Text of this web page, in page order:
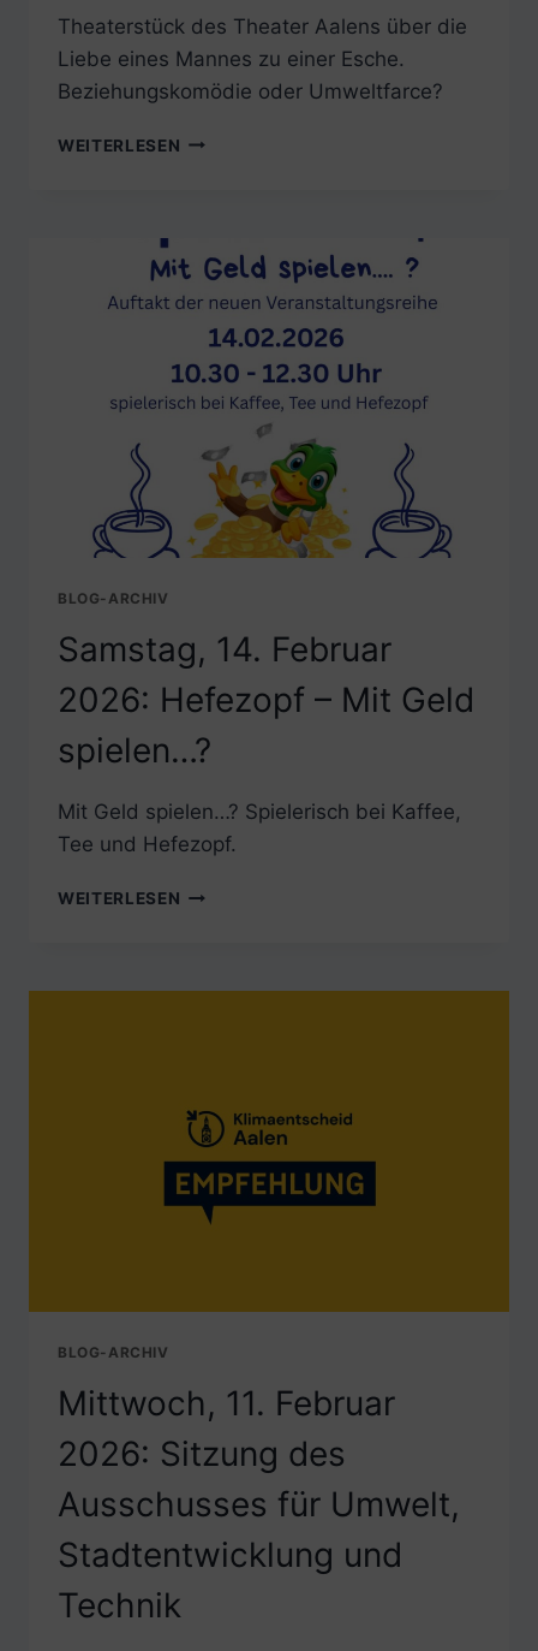
Theaterstück des Theater Aalens über die
Liebe eines Mannes zu einer Esche.
Beziehungskomödie oder Umweltfarce?
WEITERLESEN 20.-22.02.2026:
THEATER
BLOG-ARCHIV
Samstag, 14. Februar
2026: Hefezopf – Mit Geld
spielen…?
Mit Geld spielen…? Spielerisch bei Kaffee,
Tee und Hefezopf.
WEITERLESEN SAMSTAG,
HEFEZOPF
BLOG-ARCHIV
Mittwoch, 11. Februar
2026: Sitzung des
Ausschusses für Umwelt,
Stadtentwicklung und
Technik